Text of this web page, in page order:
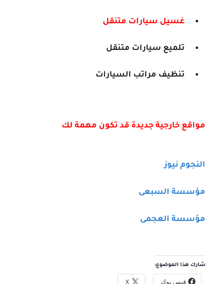
غسيل سيارات متنقل
تلميع سيارات متنقل
تنظيف مراتب السيارات
مواقع خارجية جديدة قد تكون مهمة لك
النجوم نيوز
مؤسسة السبعى
مؤسسة العجمى
شارك هذا الموضوع:
فيس بوك X